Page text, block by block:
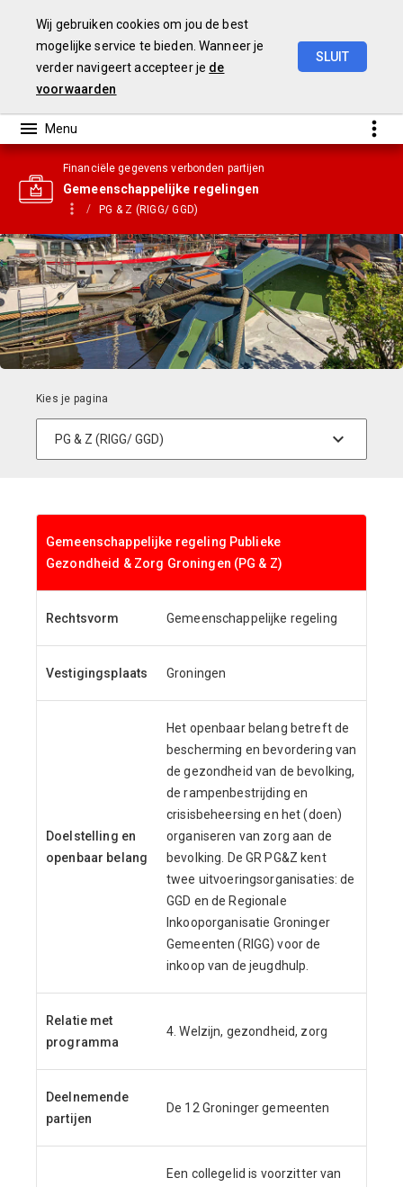
Financiële gegevens verbonden partijen
Gemeenschappelijke regelingen
PG & Z (RIGG/ GGD)
Gemeenschappelijke regeling Publieke
Gezondheid & Zorg Groningen (PG & Z)
Rechtsvorm Gemeenschappelijke regeling
Vestigingsplaats Groningen
Doelstelling en
openbaar belang
Het openbaar belang betreft de
bescherming en bevordering van
de gezondheid van de bevolking,
de rampenbestrijding en
crisisbeheersing en het (doen)
organiseren van zorg aan de
bevolking. De GR PG&Z kent
twee uitvoeringsorganisaties: de
GGD en de Regionale
Inkooporganisatie Groninger
Gemeenten (RIGG) voor de
inkoop van de jeugdhulp.
Relatie met
programma
4. Welzijn, gezondheid, zorg
Deelnemende
partijen
De 12 Groninger gemeenten
Een collegelid is voorzitter van
Wij gebruiken cookies om jou de best
mogelijke service te bieden. Wanneer je
verder navigeert accepteer je de
voorwaarden
SLUIT